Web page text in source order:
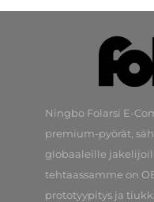
Ningbo Folarsi E-
premium-pyörät,
globaaleille
tehtaassamme on
prototyypitys ja